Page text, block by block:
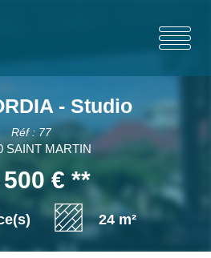
- Studio
Réf : 77
SAINT MARTIN
€ **
24 m²